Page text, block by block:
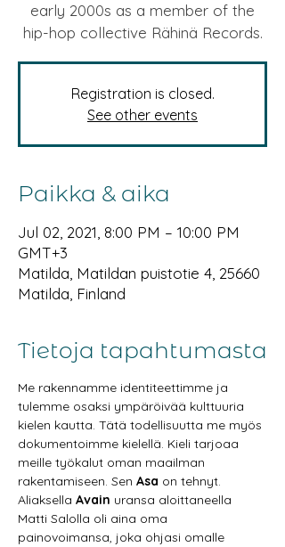
early 2000s as a member of the
hip-hop collective Rähinä Records.
Registration is closed.
See other events
Paikka & aika
Jul 02, 2021, 8:00 PM – 10:00 PM
GMT+3
Matilda, Matildan puistotie 4, 25660
Matilda, Finland
Tietoja tapahtumasta
Me rakennamme identiteettimme ja
tulemme osaksi ympäröivää kulttuuria
kielen kautta. Tätä todellisuutta me myös
dokumentoimme kielellä. Kieli tarjoaa
meille työkalut oman maailman
rakentamiseen. Sen Asa on tehnyt.
Aliaksella Avain uransa aloittaneella
Matti Salolla oli aina oma
painovoimansa, joka ohjasi omalle